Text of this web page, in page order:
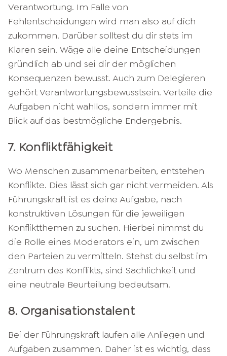
Verantwortung. Im Falle von
Fehlentscheidungen wird man also auf dich
zukommen. Darüber solltest du dir stets im
Klaren sein. Wäge alle deine Entscheidungen
gründlich ab und sei dir der möglichen
Konsequenzen bewusst. Auch zum Delegieren
gehört Verantwortungsbewusstsein. Verteile die
Aufgaben nicht wahllos, sondern immer mit
Blick auf das bestmögliche Endergebnis.
7. Konfliktfähigkeit
Wo Menschen zusammenarbeiten, entstehen
Konflikte. Dies lässt sich gar nicht vermeiden. Als
Führungskraft ist es deine Aufgabe, nach
konstruktiven Lösungen für die jeweiligen
Konfliktthemen zu suchen. Hierbei nimmst du
die Rolle eines Moderators ein, um zwischen
den Parteien zu vermitteln. Stehst du selbst im
Zentrum des Konflikts, sind Sachlichkeit und
eine neutrale Beurteilung bedeutsam.
8. Organisationstalent
Bei der Führungskraft laufen alle Anliegen und
Aufgaben zusammen. Daher ist es wichtig, dass